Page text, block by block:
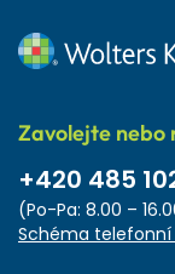
Zavolejte nebo
+420 485
(Po-Pa: 8.00 –
Schéma